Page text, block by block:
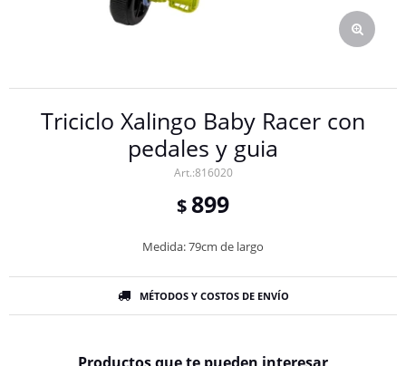
Triciclo Xalingo Baby Racer con
pedales y guia
816020
$ 899
Medida: 79cm de largo
MÉTODOS Y COSTOS DE ENVÍO